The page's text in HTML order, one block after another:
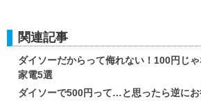
関連記事
ダイソーだからって侮れない！100円じ
家電5選
ダイソーで500円って…と思ったら逆に